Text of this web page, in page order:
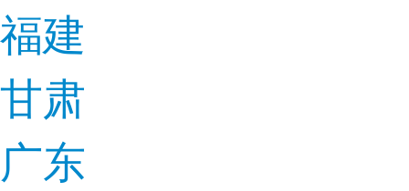
福建
甘肃
广东